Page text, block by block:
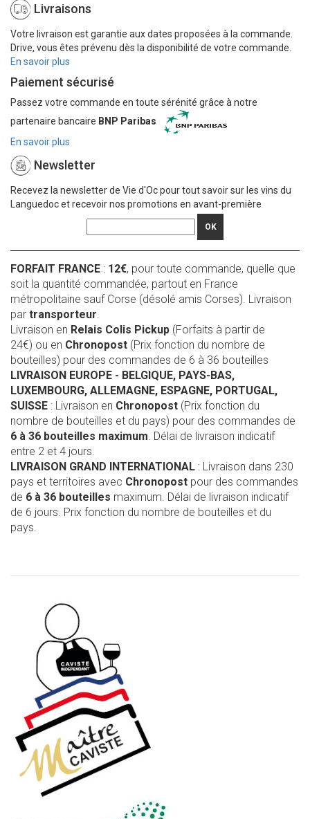
Livraisons
Votre livraison est garantie aux dates proposées à la commande.
Drive, vous êtes prévenu dès la disponibilité de votre commande.
En savoir plus
Paiement sécurisé
Passez votre commande en toute sérénité grâce à notre
partenaire bancaire BNP Paribas
En savoir plus
Newsletter
Recevez la newsletter de Vie d'Oc pour tout savoir sur les vins du
Languedoc et recevoir nos promotions en avant-première
OK
FORFAIT FRANCE : 12€, pour toute commande, quelle que
soit la quantité commandée, partout en France
métropolitaine sauf Corse (désolé amis Corses). Livraison
par transporteur.
Livraison en Relais Colis Pickup (Forfaits à partir de
24€) ou en Chronopost (Prix fonction du nombre de
bouteilles) pour des commandes de 6 à 36 bouteilles
LIVRAISON EUROPE - BELGIQUE, PAYS-BAS,
LUXEMBOURG, ALLEMAGNE, ESPAGNE, PORTUGAL,
SUISSE : Livraison en Chronopost (Prix fonction du
nombre de bouteilles et du pays) pour des commandes de
6 à 36 bouteilles maximum. Délai de livraison indicatif
entre 2 et 4 jours.
LIVRAISON GRAND INTERNATIONAL : Livraison dans 230
pays et territoires avec Chronopost pour des commandes
de 6 à 36 bouteilles maximum. Délai de livraison indicatif
de 6 jours. Prix fonction du nombre de bouteilles et du
pays.